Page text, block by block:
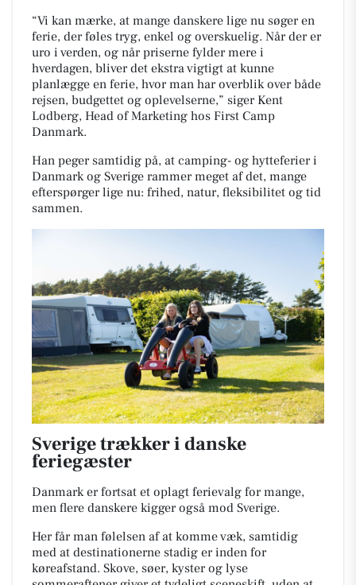
“Vi kan mærke, at mange danskere lige nu søger en
ferie, der føles tryg, enkel og overskuelig. Når der er
uro i verden, og når priserne fylder mere i
hverdagen, bliver det ekstra vigtigt at kunne
planlægge en ferie, hvor man har overblik over både
rejsen, budgettet og oplevelserne,” siger Kent
Lodberg, Head of Marketing hos First Camp
Danmark.
Han peger samtidig på, at camping- og hytteferier i
Danmark og Sverige rammer meget af det, mange
efterspørger lige nu: frihed, natur, fleksibilitet og tid
sammen.
Sverige trækker i danske
feriegæster
Danmark er fortsat et oplagt ferievalg for mange,
men flere danskere kigger også mod Sverige.
Her får man følelsen af at komme væk, samtidig
med at destinationerne stadig er inden for
køreafstand. Skove, søer, kyster og lyse